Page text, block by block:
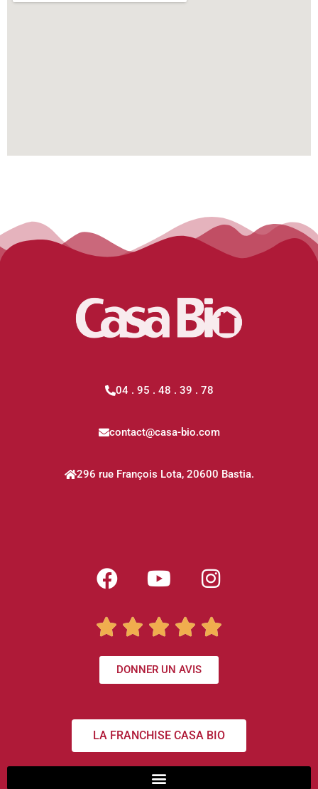
04 . 95 . 48 . 39 . 78
contact@casa-bio.com
296 rue François Lota, 20600 Bastia.
    
DONNER UN AVIS
LA FRANCHISE CASA BIO